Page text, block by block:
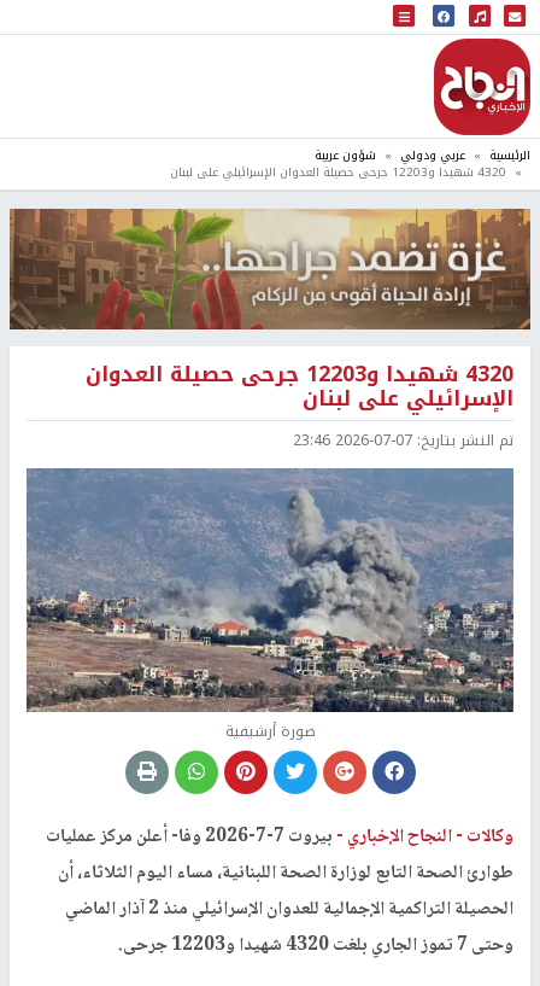
البث المباشر
إذاعة النجاح
الرئيسية عربي ودولي شؤون عربية
4320 شهيدا و12203 جرحى حصيلة العدوان الإسرائيلي على لبنان
4320 شهيدا و12203 جرحى حصيلة العدوان
الإسرائيلي على لبنان
تم النشر بتاريخ: 2026-07-07 23:46
صورة أرشيفية
وكالات -النجاح الإخباري -
بيروت 7-7-2026 وفا- أعلن مركز عمليات
طوارئ الصحة التابع لوزارة الصحة اللبنانية، مساء اليوم الثلاثاء، أن
الحصيلة التراكمية الإجمالية للعدوان الإسرائيلي منذ 2 آذار الماضي
وحتى 7 تموز الجاري بلغت 4320 شهيدا و12203 جرحى.